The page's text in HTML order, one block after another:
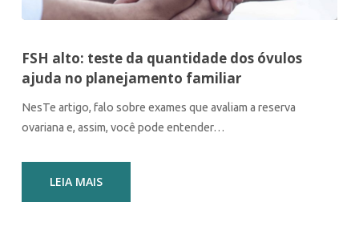
FSH alto: teste da quantidade dos óvulos
ajuda no planejamento familiar
NesTe artigo, falo sobre exames que avaliam a reserva
ovariana e, assim, você pode entender…
LEIA MAIS